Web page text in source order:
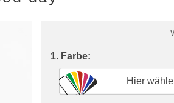
1. Farbe:
Hier